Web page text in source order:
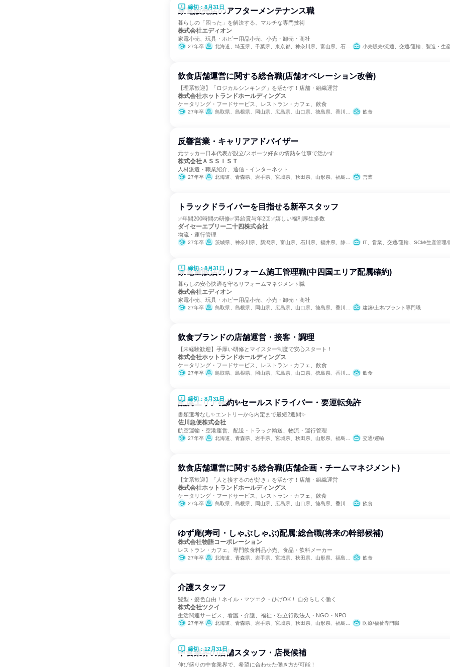
締切：8月31日
家電販売店のアフターメンテナンス職
暮らしの「困った」を解決する、マルチな専門技術
株式会社エディオン
家電小売、玩具・ホビー用品小売、小売・卸売・商社
27年卒 北海道、埼玉県、千葉県、東京都、神奈川県、富山県、石川県、福井県、長野県、岐阜県、静岡県、愛知県、三重県、滋賀県、京都府、大阪府、兵庫県、奈良県、和歌山県、鳥取県、島根県、岡山県、広島県、山口県、徳島県、香川県、愛媛県、福岡県、佐賀県、長崎県、熊本県、大分県、宮崎県、鹿児島県 小売販売/流通、交通/運輸、製造・生
飲食店舗運営に関する総合職(店舗オペレーション改善)
【理系歓迎】「ロジカルシンキング」を活かす！店舗・組織運営
株式会社ホットランドホールディングス
ケータリング・フードサービス、レストラン・カフェ、飲食
27年卒 鳥取県、島根県、岡山県、広島県、山口県、徳島県、香川県、愛媛県、高知県 飲食
反響営業・キャリアアドバイザー
元サッカー日本代表が設立/スポーツ好きの情熱を仕事で活かす
株式会社ＡＳＳＩＳＴ
人材派遣・職業紹介、通信・インターネット
27年卒 北海道、青森県、岩手県、宮城県、秋田県、山形県、福島県、茨城県、栃木県、群馬県、埼玉県、千葉県、東京都、神奈川県、新潟県、富山県、石川県、福井県、山梨県、長野県、岐阜県、静岡県、愛知県、三重県、滋賀県、京都府、大阪府、兵庫県、奈良県、和歌山県、鳥取県、島根県、岡山県、広島県、山口県、徳島県、香川県、愛媛県、高知県、福岡県、佐賀県、長崎県、熊本県、大分県、宮崎県、鹿児島県、沖縄県 営業
トラックドライバーを目指せる新卒スタッフ
✅年間200時間の研修✅昇給賞与年2回✅嬉しい福利厚生多数
ダイセーエブリー二十四株式会社
物流・運行管理
27年卒 茨城県、神奈川県、新潟県、富山県、石川県、福井県、静岡県、愛知県、三重県、京都府、大阪府、兵庫県、岡山県、広島県、徳島県、香川県 IT、営業、交通/運輸、SCM/生産管理/
締切：8月31日
家電量販店のリフォーム施工管理職(中四国エリア配属確約)
暮らしの安心快適を守るリフォームマネジメント職
株式会社エディオン
家電小売、玩具・ホビー用品小売、小売・卸売・商社
27年卒 鳥取県、島根県、岡山県、広島県、山口県、徳島県、香川県、愛媛県 建築/土木/プラント専門職
飲食ブランドの店舗運営・接客・調理
【未経験歓迎】手厚い研修とマイスター制度で安心スタート！
株式会社ホットランドホールディングス
ケータリング・フードサービス、レストラン・カフェ、飲食
27年卒 鳥取県、島根県、岡山県、広島県、山口県、徳島県、香川県、愛媛県、高知県 飲食
締切：8月31日
配属エリア確約✨セールスドライバー・要運転免許
書類選考なし✨エントリーから内定まで最短2週間✨
佐川急便株式会社
航空運輸・空港運営、配送・トラック輸送、物流・運行管理
27年卒 北海道、青森県、岩手県、宮城県、秋田県、山形県、福島県、茨城県、栃木県、群馬県、埼玉県、千葉県、東京都、神奈川県、新潟県、富山県、石川県、福井県、山梨県、長野県、岐阜県、静岡県、愛知県、三重県、滋賀県、京都府、大阪府、兵庫県、奈良県、和歌山県、鳥取県、島根県、岡山県、広島県、山口県、徳島県、香川県、愛媛県、高知県、福岡県、佐賀県、長崎県、熊本県、大分県、宮崎県、鹿児島県、沖縄県 交通/運輸
飲食店舗運営に関する総合職(店舗企画・チームマネジメント)
【文系歓迎】「人と接するのが好き」を活かす！店舗・組織運営
株式会社ホットランドホールディングス
ケータリング・フードサービス、レストラン・カフェ、飲食
27年卒 鳥取県、島根県、岡山県、広島県、山口県、徳島県、香川県、愛媛県、高知県 飲食
ゆず庵(寿司・しゃぶしゃぶ)配属:総合職(将来の幹部候補)
株式会社物語コーポレーション
レストラン・カフェ、専門飲食料品小売、食品・飲料メーカー
27年卒 北海道、青森県、岩手県、宮城県、秋田県、山形県、福島県、茨城県、栃木県、群馬県、埼玉県、千葉県、東京都、神奈川県、新潟県、富山県、石川県、福井県、山梨県、長野県、岐阜県、静岡県、愛知県、三重県、滋賀県、京都府、大阪府、兵庫県、奈良県、和歌山県、鳥取県、島根県、岡山県、広島県、山口県、徳島県、香川県、愛媛県、高知県、福岡県、佐賀県、長崎県、熊本県、大分県、宮崎県、鹿児島県、沖縄県 飲食
介護スタッフ
髪型・髪色自由！ネイル・マツエク・ひげOK！ 自分らしく働く
株式会社ツクイ
生活関連サービス、看護・介護、福祉・独立行政法人・NGO・NPO
27年卒 北海道、青森県、岩手県、宮城県、秋田県、山形県、福島県、茨城県、栃木県、群馬県、埼玉県、千葉県、東京都、神奈川県、新潟県、富山県、石川県、福井県、山梨県、長野県、岐阜県、静岡県、愛知県、三重県、滋賀県、京都府、大阪府、兵庫県、奈良県、和歌山県、鳥取県、島根県、岡山県、広島県、山口県、徳島県、香川県、愛媛県、高知県、福岡県、佐賀県、長崎県、熊本県、大分県、宮崎県、鹿児島県、沖縄県 医療/福祉専門職
締切：12月31日
中食業界の店舗スタッフ・店長候補
伸び盛りの中食業界で、希望に合わせた働き方が可能！